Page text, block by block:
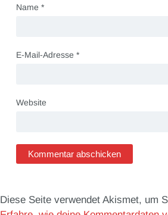
Name *
E-Mail-Adresse *
Website
Diese Seite verwendet Akismet, um